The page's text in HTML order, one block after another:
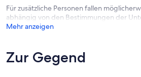
Für zusätzliche Personen fallen
abhängig von den Bestimmungen der
Mehr anzeigen
Zur Gegend